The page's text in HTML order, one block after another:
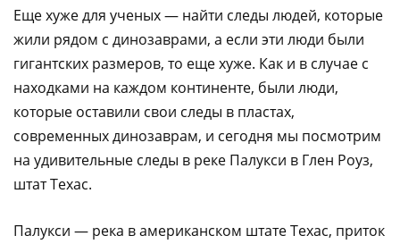
Еще хуже для ученых — найти следы людей, которые
жили рядом с динозаврами, а если эти люди были
гигантских размеров, то еще хуже. Как и в случае с
находками на каждом континенте, были люди,
которые оставили свои следы в пластах,
современных динозаврам, и сегодня мы посмотрим
на удивительные следы в реке Палукси в Глен Роуз,
штат Техас.
Палукси — река в американском штате Техас, приток